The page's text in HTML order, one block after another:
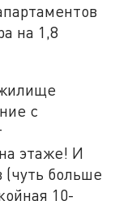
на 1,8
с
этаже! И
(чуть больше
10-